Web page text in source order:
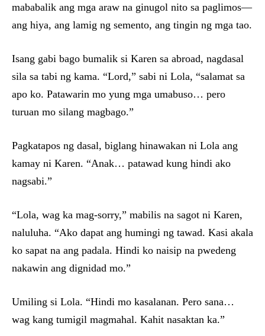
mababalik ang mga araw na ginugol nito sa paglimos—
ang hiya, ang lamig ng semento, ang tingin ng mga tao.
Isang gabi bago bumalik si Karen sa abroad, nagdasal
sila sa tabi ng kama. “Lord,” sabi ni Lola, “salamat sa
apo ko. Patawarin mo yung mga umabuso… pero
turuan mo silang magbago.”
Pagkatapos ng dasal, biglang hinawakan ni Lola ang
kamay ni Karen. “Anak… patawad kung hindi ako
nagsabi.”
“Lola, wag ka mag-sorry,” mabilis na sagot ni Karen,
naluluha. “Ako dapat ang humingi ng tawad. Kasi akala
ko sapat na ang padala. Hindi ko naisip na pwedeng
nakawin ang dignidad mo.”
Umiling si Lola. “Hindi mo kasalanan. Pero sana…
wag kang tumigil magmahal. Kahit nasaktan ka.”